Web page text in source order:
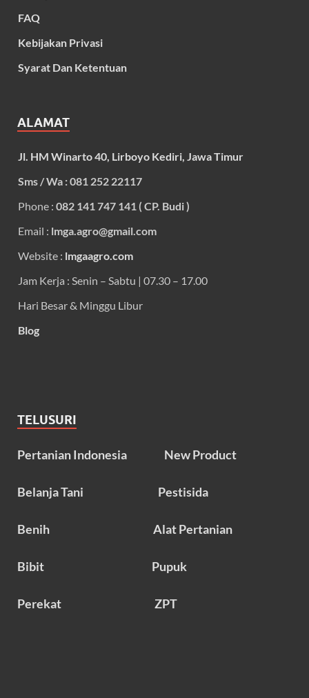
FAQ
Kebijakan Privasi
Syarat Dan Ketentuan
ALAMAT
Jl. HM Winarto 40, Lirboyo Kediri, Jawa Timur
Sms / Wa : 081 252 22117
Phone : 082 141 747 141 ( CP. Budi )
Email : lmga.agro@gmail.com
Website : lmgaagro.com
Jam Kerja : Senin – Sabtu | 07.30 – 17.00
Hari Besar & Minggu Libur
Blog
TELUSURI
Pertanian Indonesia New Product
Belanja Tani Pestisida
Benih Alat Pertanian
Bibit Pupuk
Perekat ZPT